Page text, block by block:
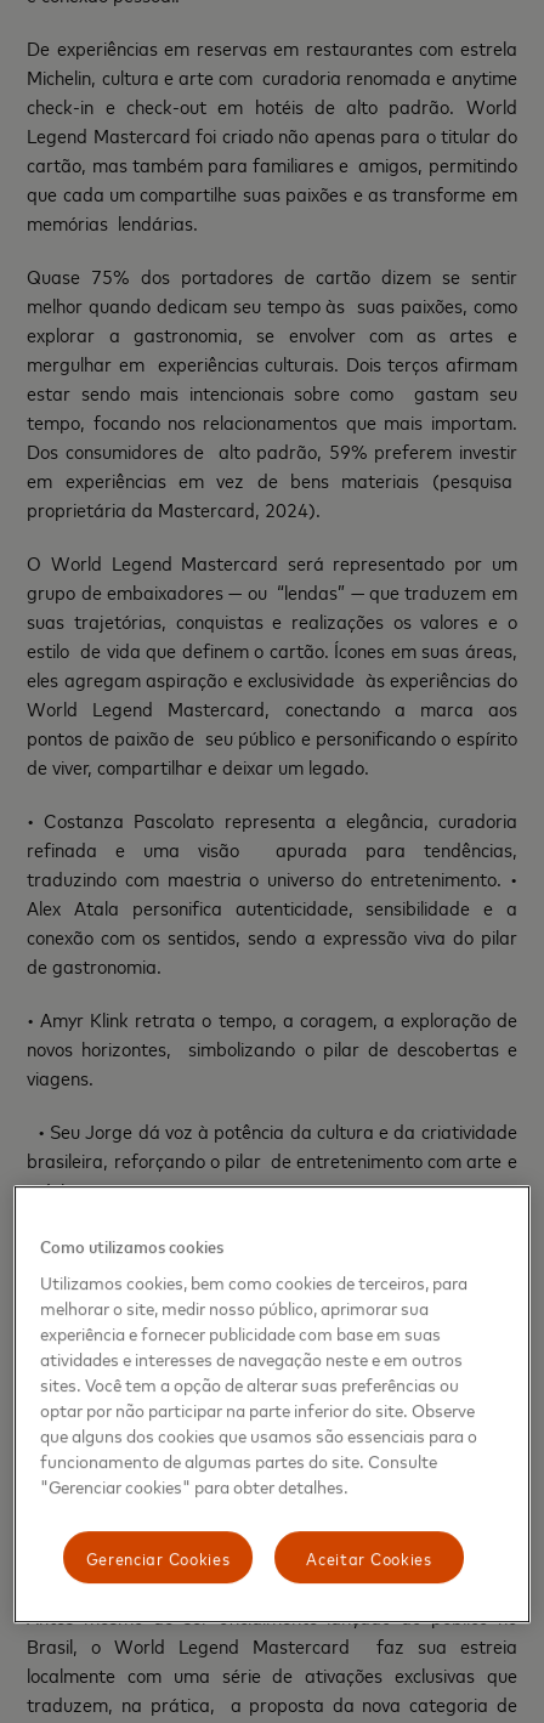
De experiências em reservas em restaurantes com estrela
Michelin, cultura e arte com curadoria renomada e anytime
check-in e check-out em hotéis de alto padrão. World
Legend Mastercard foi criado não apenas para o titular do
cartão, mas também para familiares e amigos, permitindo
que cada um compartilhe suas paixões e as transforme em
memórias lendárias.
Quase 75% dos portadores de cartão dizem se sentir
melhor quando dedicam seu tempo às suas paixões, como
explorar a gastronomia, se envolver com as artes e
mergulhar em experiências culturais. Dois terços afirmam
estar sendo mais intencionais sobre como gastam seu
tempo, focando nos relacionamentos que mais importam.
Dos consumidores de alto padrão, 59% preferem investir
em experiências em vez de bens materiais (pesquisa
proprietária da Mastercard, 2024).
O World Legend Mastercard será representado por um
grupo de embaixadores — ou “lendas” — que traduzem em
suas trajetórias, conquistas e realizações os valores e o
estilo de vida que definem o cartão. Ícones em suas áreas,
eles agregam aspiração e exclusividade às experiências do
World Legend Mastercard, conectando a marca aos
pontos de paixão de seu público e personificando o espírito
de viver, compartilhar e deixar um legado.
• Costanza Pascolato representa a elegância, curadoria
refinada e uma visão apurada para tendências,
traduzindo com maestria o universo do entretenimento. •
Alex Atala personifica autenticidade, sensibilidade e a
conexão com os sentidos, sendo a expressão viva do pilar
de gastronomia.
• Amyr Klink retrata o tempo, a coragem, a exploração de
novos horizontes, simbolizando o pilar de descobertas e
viagens.
• Seu Jorge dá voz à potência da cultura e da criatividade
brasileira, reforçando o pilar de entretenimento com arte e
música.
“O World Legend Mastercard nasce com o propósito de
transformar experiências em memórias inesquecíveis. Mais
do que exclusividade, essa nova categoria de cartão
representa conexões verdadeiras e momentos que ganham
significado quando compartilhados com quem realmente
importa. Para a Mastercard, ser uma ‘lenda’ não é apenas
sobre prestígio - é sobre deixar um legado, criar histórias e
valorizar o tempo vivido com autenticidade. No Brasil, esse
conceito se traduz com ainda mais intensidade, unindo
sofisticação, cultura e emoção de forma única”, afirma
Taciana Lopes, vice-presidente sênior de Marketing e
Comunicação da Mastercard Brasil.
Antes mesmo de ser oficialmente lançado ao público no
Brasil, o World Legend Mastercard faz sua estreia
localmente com uma série de ativações exclusivas que
traduzem, na prática, a proposta da nova categoria de
Como utilizamos cookies
Utilizamos cookies, bem como cookies de terceiros, para
melhorar o site, medir nosso público, aprimorar sua
experiência e fornecer publicidade com base em suas
atividades e interesses de navegação neste e em outros
sites. Você tem a opção de alterar suas preferências ou
optar por não participar na parte inferior do site. Observe
que alguns dos cookies que usamos são essenciais para o
funcionamento de algumas partes do site. Consulte
"Gerenciar cookies" para obter detalhes.
Aceitar Cookies
Gerenciar Cookies